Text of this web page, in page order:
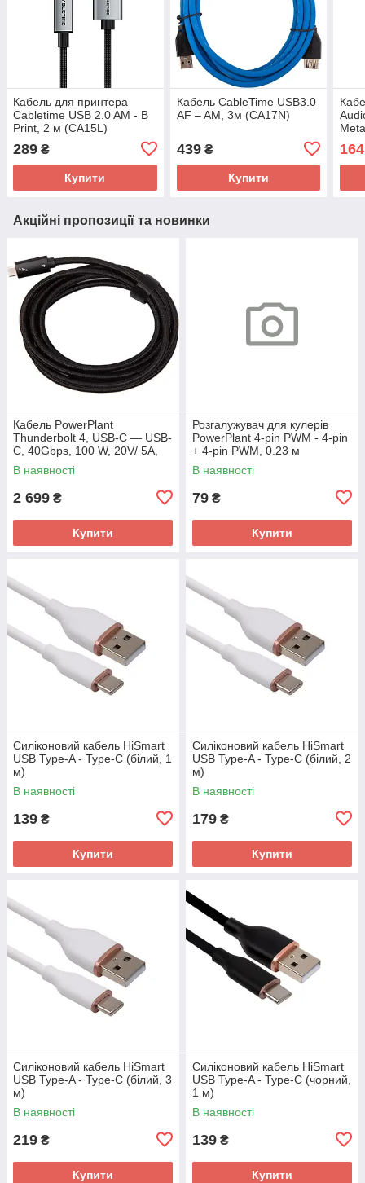
Кабель для принтера
Cabletime USB 2.0 AM - B
Print, 2 м (CA15L)
289 ₴
Купити
Кабель CableTime USB3.0
AF – AM, 3м (CA17N)
439₴
Купити
164
Акційні пропозиції та новинки
Кабель PowerPlant
Thunderbolt 4, USB-C — USB-
C, 40Gbps, 100 W, 20V/ 5A,
8K/60HZ, 2 м
В наявності
2 699 ₴
Купити
Розгалужувач для кулерів
PowerPlant 4-pin PWM - 4-pin
+ 4-pin PWM, 0.23 м
В наявності
79 ₴
Купити
Силіконовий кабель HiSmart
USB Type-A - Type-C (білий, 1
м)
В наявності
139 ₴
Купити
Силіконовий кабель HiSmart
USB Type-A - Type-C (білий, 2
м)
В наявності
179 ₴
Купити
Силіконовий кабель HiSmart
USB Type-A - Type-C (білий, 3
м)
В наявності
219 ₴
Купити
Силіконовий кабель HiSmart
USB Type-A - Type-C (чорний,
1 м)
В наявності
139 ₴
Купити